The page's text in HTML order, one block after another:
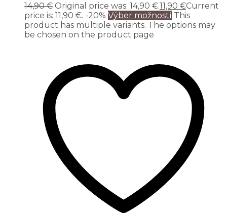
14,90€ Original price was: 14,90 €.11,90 €Current
price is: 11,90 €. -20% Výber možností This
product has multiple variants. The options may
be chosen on the product page